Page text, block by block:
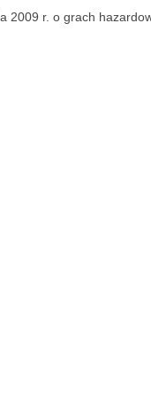
2009 r. o grach